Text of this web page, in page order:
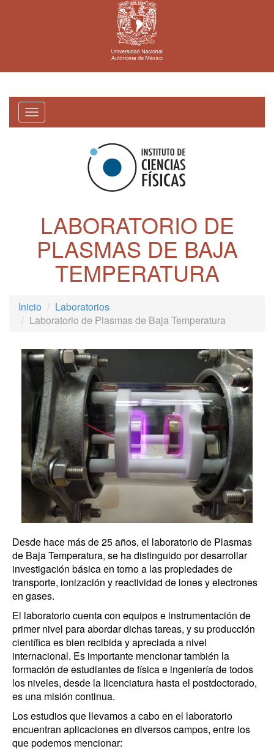
Toggle
navigation
LABORATORIO DE
PLASMAS DE BAJA
TEMPERATURA
Inicio
Laboratorios
Laboratorio de Plasmas de Baja Temperatura
Desde hace más de 25 años, el laboratorio de Plasmas
de Baja Temperatura, se ha distinguido por desarrollar
investigación básica en torno a las propiedades de
transporte, ionización y reactividad de iones y electrones
en gases.
El laboratorio cuenta con equipos e instrumentación de
primer nivel para abordar dichas tareas, y su producción
científica es bien recibida y apreciada a nivel
internacional. Es importante mencionar también la
formación de estudiantes de física e ingeniería de todos
los niveles, desde la licenciatura hasta el postdoctorado,
es una misión continua.
Los estudios que llevamos a cabo en el laboratorio
encuentran aplicaciones en diversos campos, entre los
que podemos mencionar: